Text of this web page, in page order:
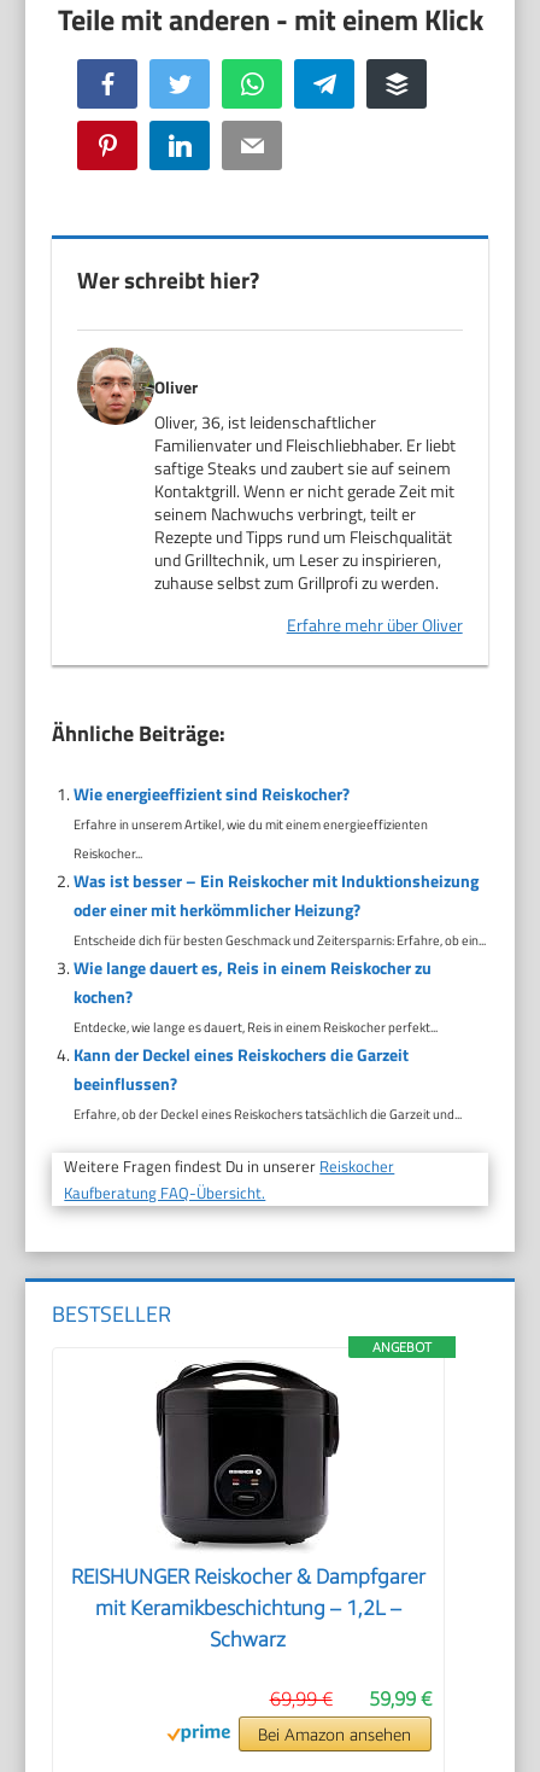
Facebook Twitter WhatsApp Telegram Buffer
Pinterest LinkedIn Email
Wer schreibt hier?
Oliver
Oliver, 36, ist leidenschaftlicher
Familienvater und Fleischliebhaber. Er liebt
saftige Steaks und zaubert sie auf seinem
Kontaktgrill. Wenn er nicht gerade Zeit mit
seinem Nachwuchs verbringt, teilt er
Rezepte und Tipps rund um Fleischqualität
und Grilltechnik, um Leser zu inspirieren,
zuhause selbst zum Grillprofi zu werden.
Erfahre mehr über Oliver
Ähnliche Beiträge:
Wie energieeffizient sind Reiskocher?
Erfahre in unserem Artikel, wie du mit einem energieeffizienten
Reiskocher...
Was ist besser – Ein Reiskocher mit Induktionsheizung
oder einer mit herkömmlicher Heizung?
Entscheide dich für besten Geschmack und Zeitersparnis: Erfahre, ob ein...
Wie lange dauert es, Reis in einem Reiskocher zu
kochen?
Entdecke, wie lange es dauert, Reis in einem Reiskocher perfekt...
Kann der Deckel eines Reiskochers die Garzeit
beeinflussen?
Erfahre, ob der Deckel eines Reiskochers tatsächlich die Garzeit und...
Weitere Fragen findest Du in unserer Reiskocher
Kaufberatung FAQ-Übersicht.
BESTSELLER
ANGEBOT
REISHUNGER Reiskocher & Dampfgarer
mit Keramikbeschichtung – 1,2L –
Schwarz
59,99 €
69,99 €
Bei Amazon ansehen